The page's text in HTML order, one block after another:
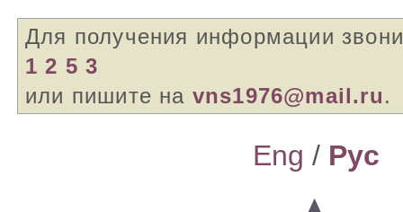
Для получения информации
1 2 5 3
или пишите на vns1976@mail.ru.
Eng / Pyc